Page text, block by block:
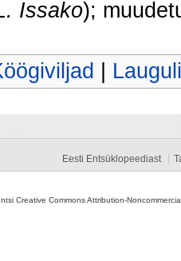
Issako);
Eesti Entsüklopeediast
Creative Commons Attribution-